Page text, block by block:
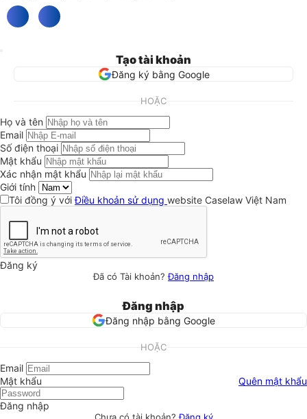
Tạo tài khoản
Đăng ký bằng Google
HOẶC
Họ và tên
Email
Số điện thoại
Mật khẩu
Xác nhận mật khẩu
Giới tính
Tôi đồng ý vớiĐiều khoản sử dụng website Caselaw Việt Nam
Đăng ký
Đã có Tài khoản?Đăng nhập
Đăng nhập
Đăng nhập bằng Google
HOẶC
Email
Mật khẩu
Quên mật khẩu
Đăng nhập